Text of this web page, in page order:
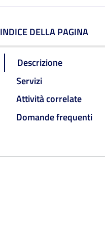
INDICE DELLA PAGINA
Descrizione
Servizi
Attività correlate
Domande frequenti